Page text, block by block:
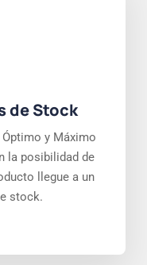
de Stock
y Máximo
la posibilidad de
llegue a un
stock.